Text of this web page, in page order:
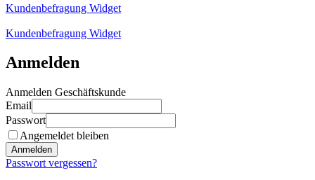
Kundenbefragung Widget
Kundenbefragung Widget
Anmelden
Anmelden Geschäftskunde
Email
Passwort
Angemeldet bleiben
Anmelden
Passwort vergessen?